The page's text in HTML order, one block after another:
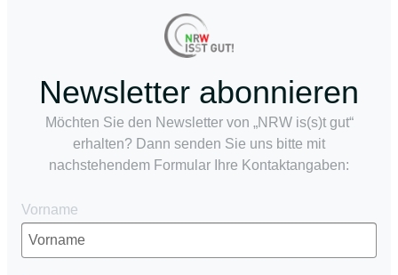
Newsletter abonnieren
Möchten Sie den Newsletter von „NRW is(s)t gut“
erhalten? Dann senden Sie uns bitte mit
nachstehendem Formular Ihre Kontaktangaben:
Vorname